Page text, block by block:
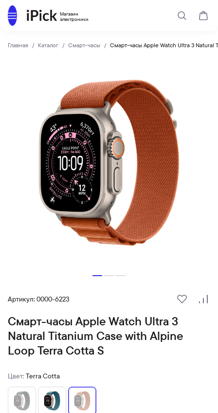
Магазин
электроники
Каталог
Поиск
Главная Каталог Смарт-часы Смарт-часы Apple Watch Ultra 3 Natural
Артикул: 0000-6223
В
Смарт-часы Apple Watch Ultra 3
Natural Titanium Case with Alpine
Loop Terra Cotta S
Цвет: Terra Cotta